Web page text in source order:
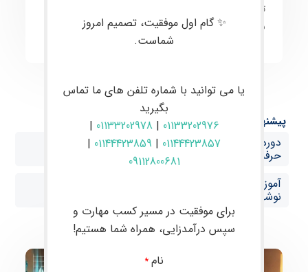
توانمندسازی آن‌ها برای انجام
بازارهای مالی است.
پیشنهاد ها:
دوره حضوری فارکس در بابل آموزش صفر تا صد ترید
حرفه‌ای با پشتیبانی VIP در نوشهر
آموزش فارکس از صفر تا صد با پشتیبانی تخصصی در
نوشهر
✨ گام اول موفقیت، تصمیم امروز
شماست.
یا می توانید با شماره تلفن های ما تماس
بگیرید
01133202976
|
01133202978
|
01144423857
|
01144423859
|
09112800681
برای موفقیت در مسیر کسب مهارت و
سپس درآمدزایی، همراه شما هستیم!
نام *